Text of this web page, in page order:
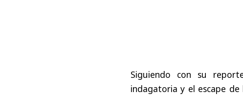
Siguiendo con su
indagatoria y el escape